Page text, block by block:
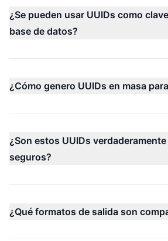
¿Se pueden usar UUIDs como
base de datos?
¿Cómo genero UUIDs en masa
¿Son estos UUIDs
seguros?
¿Qué formatos de salida son